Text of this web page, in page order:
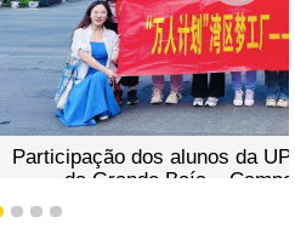
na “Fábrica dos Sonhos
Prático de Serviços
3 4 5